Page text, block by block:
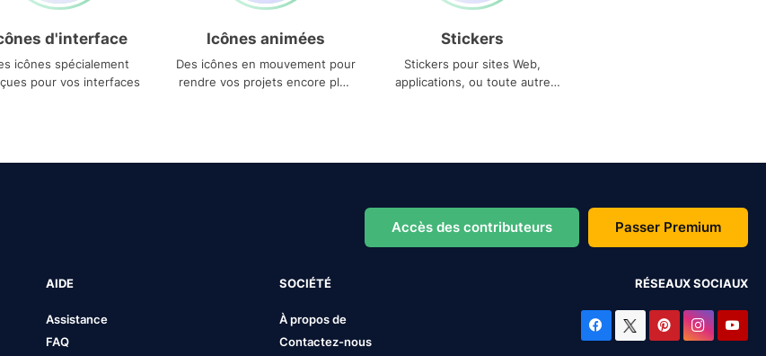
d'interface
icônes spécialement
pour vos interfaces
Icônes animées
Des icônes en mouvement pour
rendre vos projets encore plus
Stickers
Stickers pour sites Web,
applications, ou toute autre
Accès des contributeurs Passer Premium
AIDE
Assistance
FAQ
SOCIÉTÉ
À propos de
Contactez-nous
RÉSEAUX SOCIAUX